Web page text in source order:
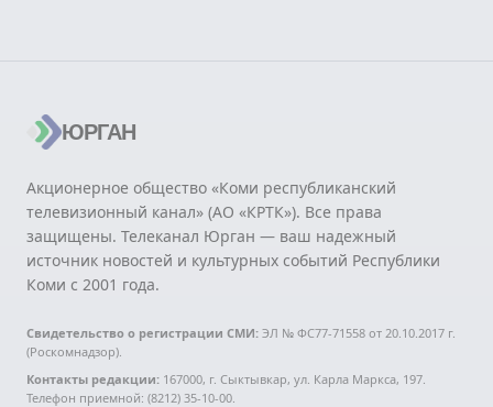
ЮРГАН
Акционерное общество «Коми республиканский
телевизионный канал» (АО «КРТК»). Все права
защищены. Телеканал Юрган — ваш надежный
источник новостей и культурных событий Республики
Коми с 2001 года.
Свидетельство о регистрации СМИ: ЭЛ № ФС77-71558 от 20.10.2017 г.
(Роскомнадзор).
Контакты редакции: 167000, г. Сыктывкар, ул. Карла Маркса, 197.
Телефон приемной: (8212) 35-10-00.